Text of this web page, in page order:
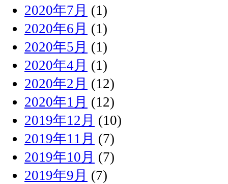
2020年7月 (1)
2020年6月 (1)
2020年5月 (1)
2020年4月 (1)
2020年2月 (12)
2020年1月 (12)
2019年12月 (10)
2019年11月 (7)
2019年10月 (7)
2019年9月 (7)